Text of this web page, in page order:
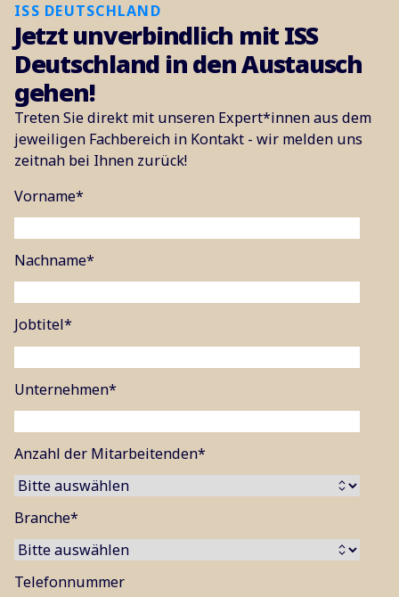
ISS DEUTSCHLAND
Jetzt unverbindlich mit ISS
Deutschland in den Austausch
gehen!
Treten Sie direkt mit unseren Expert*innen aus dem
jeweiligen Fachbereich in Kontakt - wir melden uns
zeitnah bei Ihnen zurück!
Vorname*
Nachname*
Jobtitel*
Unternehmen*
Anzahl der Mitarbeitenden*
Branche*
Telefonnummer